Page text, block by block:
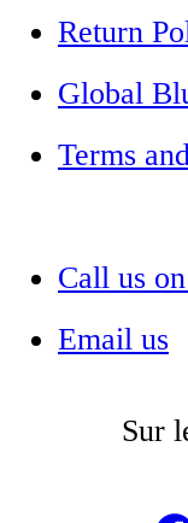
Return
Global
Terms
Call us
Email us
Sur